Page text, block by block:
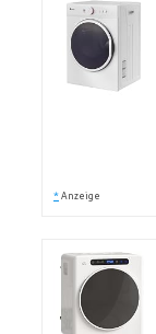
* Anzeige